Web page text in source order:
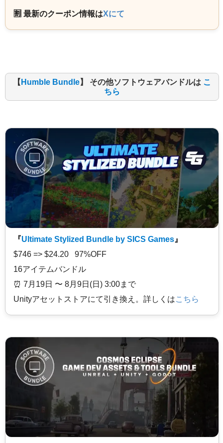
🈹 最新のクーポン情報はXにて
【 Humble Bundle】 その他ソフトウェアバンドルは こ
ちら
『Ultimate Stylized Bundle by SICS Games 』
$746 => $24.20 97%OFF
16アイテムバンドル
⏰️ 7月19日 〜 8月9日(日) 3:00まで
Unityアセットストアにて引き換え。詳しくはこちら